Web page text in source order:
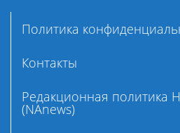
Политика
Контакты
Редакционная политика
(NAnews)